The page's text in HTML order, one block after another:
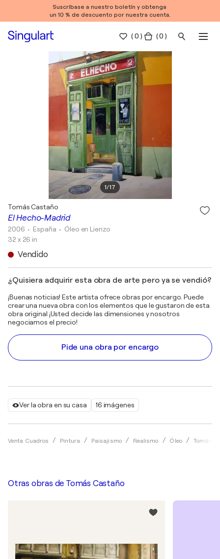
Suscríbase a nuestro boletín y obtenga
un 10 % de descuento por nuestra cuenta.
(0 ) ( 0 )
1/17
Ver la obra en su casa 16 imágenes
Venta Cuadros Pintura Paisajismo Realismo Óleo Tomás
El Hecho-Madrid
Tomás Castaño
2006 • España • Óleo en Lienzo
32 x 26 in
Vendido
¿Quisiera adquirir esta obra de arte pero ya se vendió?
¡Buenas noticias! Este artista ofrece obras por encargo. Puede
crear una nueva obra con los elementos que le gustaron de esta
obra original ¡Usted decide las dimensiones y nosotros
negociamos el precio!
Pide una obra por encargo
Otras obras de Tomás Castaño